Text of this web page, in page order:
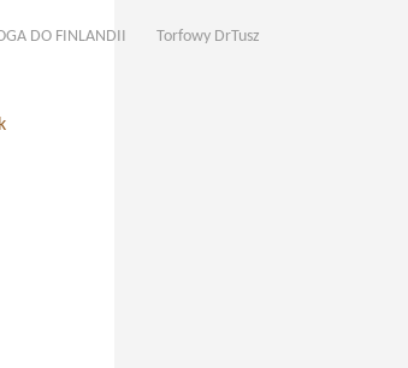
DO FINLANDII
Torfowy DrTusz